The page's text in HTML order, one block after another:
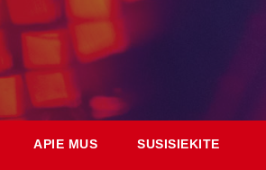
APIE MUS SUSISIEKITE